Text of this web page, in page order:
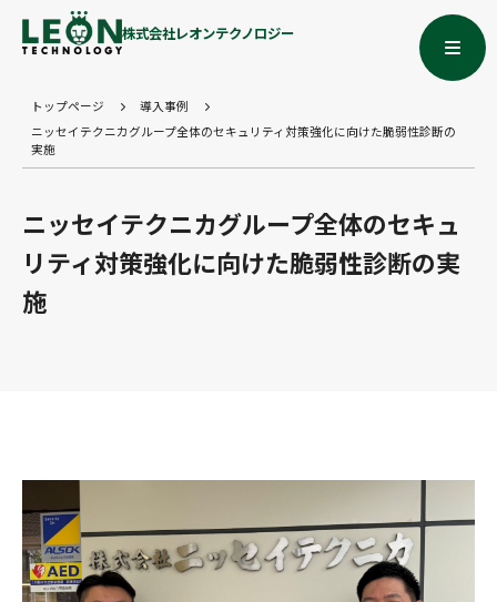
株式会社レオンテクノロジー
トップページ
導入事例
ニッセイテクニカグループ全体のセキュリティ対策強化に向けた脆弱性診断の
実施
ニッセイテクニカグループ全体のセキュ
リティ対策強化に向けた脆弱性診断の実
施